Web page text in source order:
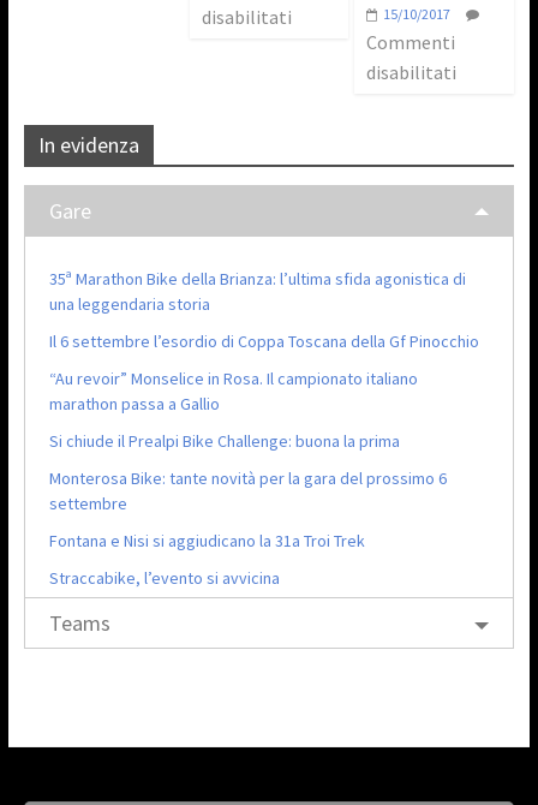
disabilitati
15/10/2017
Commenti
disabilitati
In evidenza
Gare
35ª Marathon Bike della Brianza: l’ultima sfida agonistica di
una leggendaria storia
Il 6 settembre l’esordio di Coppa Toscana della Gf Pinocchio
“Au revoir” Monselice in Rosa. Il campionato italiano
marathon passa a Gallio
Si chiude il Prealpi Bike Challenge: buona la prima
Monterosa Bike: tante novità per la gara del prossimo 6
settembre
Fontana e Nisi si aggiudicano la 31a Troi Trek
Straccabike, l’evento si avvicina
Teams